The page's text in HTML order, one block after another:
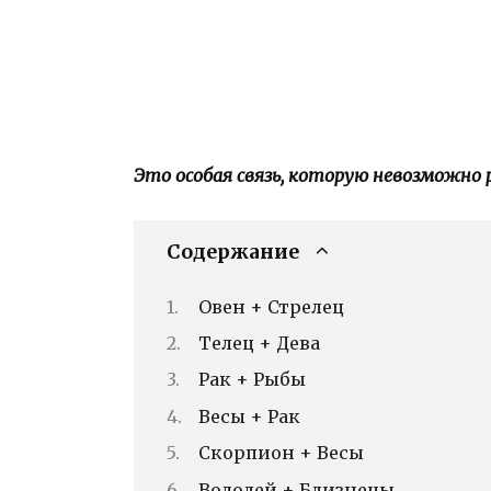
Это особая связь, которую невозможно
Содержание
Овен + Стрелец
Телец + Дева
Рак + Рыбы
Весы + Рак
Скорпион + Весы